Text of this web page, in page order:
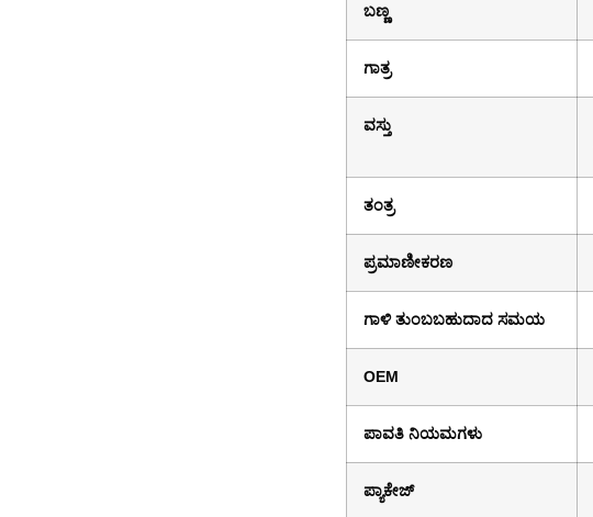
ಬಣ್ಣ
ಗಾತ್ರ
ವಸ್ತು
ತಂತ್ರ
ಪ್ರಮಾಣೀಕರಣ
ಗಾಳಿ ತುಂಬಬಹುದಾದ ಸಮಯ
OEM
ಪಾವತಿ ನಿಯಮಗಳು
ಪ್ಯಾಕೇಜ್